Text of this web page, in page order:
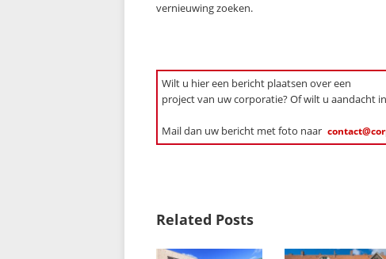
vernieuwing zoeken.
Wilt u hier een bericht plaatsen over een
project van uw corporatie? Of wilt u aandacht
Mail dan uw bericht met foto naar
Related Posts